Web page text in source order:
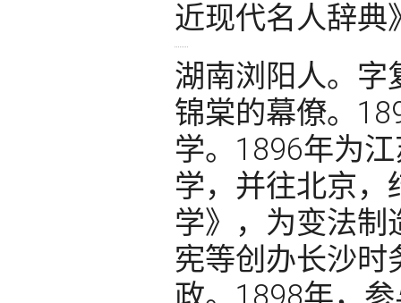
近现代名人辞
湖南浏阳人。字
锦棠的幕僚。
学。1896年为
学，并往北京，
学》，为变法制
宪等创办长沙时
政。1898年，